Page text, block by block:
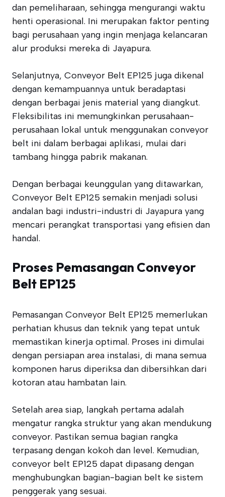
dan pemeliharaan, sehingga mengurangi waktu
henti operasional. Ini merupakan faktor penting
bagi perusahaan yang ingin menjaga kelancaran
alur produksi mereka di Jayapura.
Selanjutnya, Conveyor Belt EP125 juga dikenal
dengan kemampuannya untuk beradaptasi
dengan berbagai jenis material yang diangkut.
Fleksibilitas ini memungkinkan perusahaan-
perusahaan lokal untuk menggunakan conveyor
belt ini dalam berbagai aplikasi, mulai dari
tambang hingga pabrik makanan.
Dengan berbagai keunggulan yang ditawarkan,
Conveyor Belt EP125 semakin menjadi solusi
andalan bagi industri-industri di Jayapura yang
mencari perangkat transportasi yang efisien dan
handal.
Proses Pemasangan Conveyor
Belt EP125
Pemasangan Conveyor Belt EP125 memerlukan
perhatian khusus dan teknik yang tepat untuk
memastikan kinerja optimal. Proses ini dimulai
dengan persiapan area instalasi, di mana semua
komponen harus diperiksa dan dibersihkan dari
kotoran atau hambatan lain.
Setelah area siap, langkah pertama adalah
mengatur rangka struktur yang akan mendukung
conveyor. Pastikan semua bagian rangka
terpasang dengan kokoh dan level. Kemudian,
conveyor belt EP125 dapat dipasang dengan
menghubungkan bagian-bagian belt ke sistem
penggerak yang sesuai.